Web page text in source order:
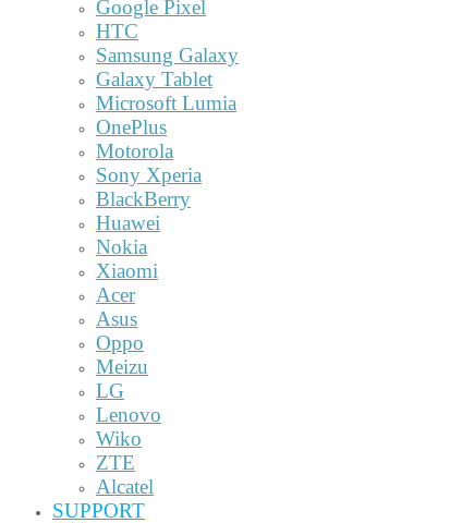
Google Pixel
HTC
Samsung Galaxy
Galaxy Tablet
Microsoft Lumia
OnePlus
Motorola
Sony Xperia
BlackBerry
Huawei
Nokia
Xiaomi
Acer
Asus
Oppo
Meizu
LG
Lenovo
Wiko
ZTE
Alcatel
SUPPORT